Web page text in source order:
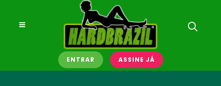
ENTRAR ASSINE JÁ